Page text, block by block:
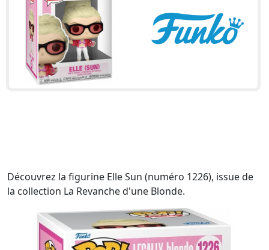
Découvrez la figurine Elle Sun (numéro 1226), issue de
la collection La Revanche d'une Blonde.